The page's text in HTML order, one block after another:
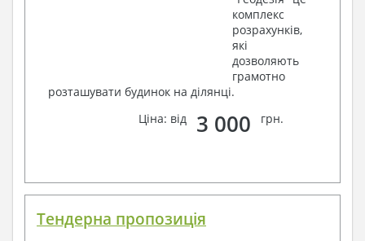
комплекс
розрахунків,
які
дозволяють
грамотно
розташувати будинок на ділянці.
Ціна: від
3 000 грн.
Тендерна пропозиція